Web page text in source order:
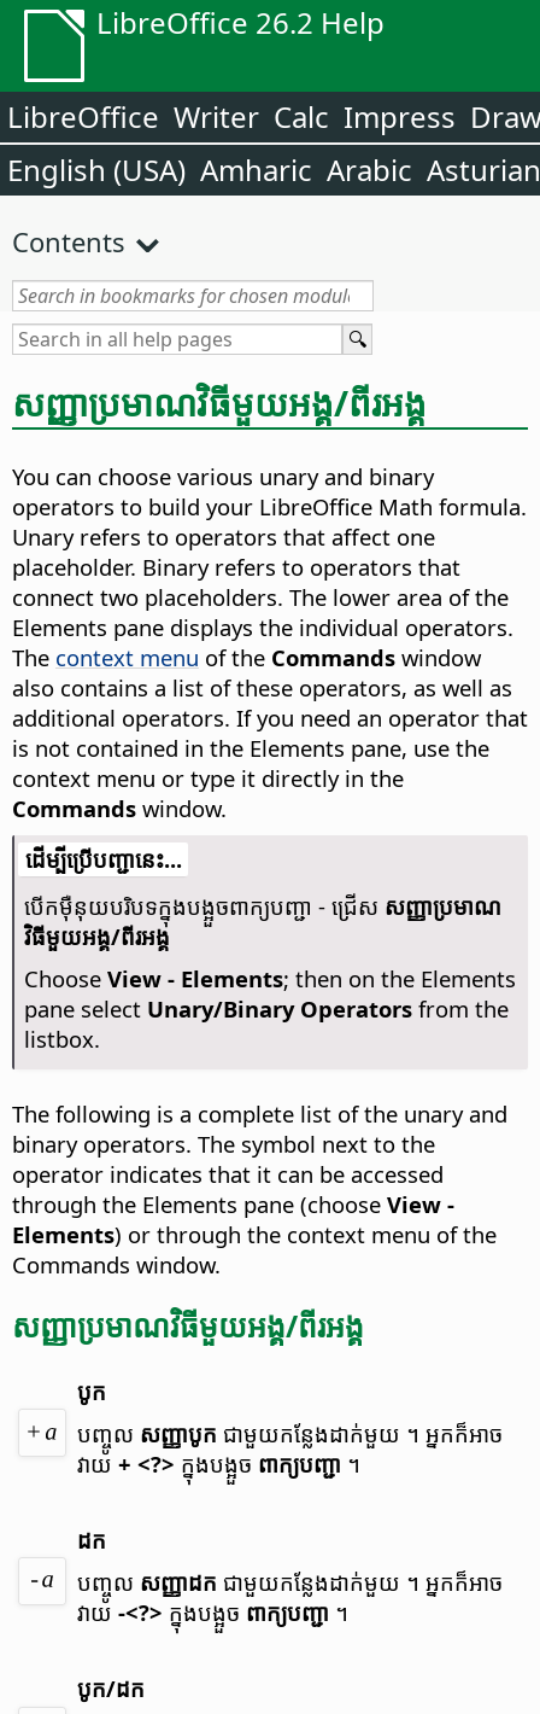
LibreOffice 26.2 Help
LibreOffice Writer Calc Impress
English (USA) Amharic Arabic Asturian
Contents
សញ្ញា​ប្រមាណ​វិធី​មួយ​អង្គ/ពីរ​អង្គ
You can choose various unary and binary
operators to build your LibreOffice Math formula.
Unary refers to operators that affect one
placeholder. Binary refers to operators that
connect two placeholders. The lower area of the
Elements pane displays the individual operators.
The context menu of the Commands window
also contains a list of these operators, as well as
additional operators. If you need an operator that
is not contained in the Elements pane, use the
context menu or type it directly in the
Commands window.
​​ដើម្បី​ប្រើ​​បញ្ជា​នេះ...
បើក​ម៉ឺនុយ​បរិបទ​ក្នុង​បង្អួច​ពាក្យ​បញ្ជា - ជ្រើស សញ្ញា​ប្រមាណ​
វិធី​មួយ​អង្គ/ពីរ​អង្គ
Choose View - Elements; then on the Elements
pane select Unary/Binary Operatorsfrom the
listbox.
The following is a complete list of the unary and
binary operators. The symbol next to the
operator indicates that it can be accessed
through the Elements pane (choose View -
Elements) or through the context menu of the
Commands window.
សញ្ញា​ប្រមាណ​វិធី​មួយ​អង្គ/ពីរ​អង្គ
បូក
បញ្ចូល សញ្ញា​បូក ជាមួយ​កន្លែង​ដាក់​មួយ ។ អ្នក​ក៏​អាច​
វាយ+ <?> ក្នុង​បង្អួច ពាក្យ​បញ្ជា ។
ដក
បញ្ចូល សញ្ញា​ដក ជាមួយ​កន្លែង​ដាក់​មួយ ។ អ្នក​ក៏​អាច​
វាយ-<?> ក្នុង​បង្អួច​ ពាក្យ​បញ្ជា ​។
បូក​/ដក